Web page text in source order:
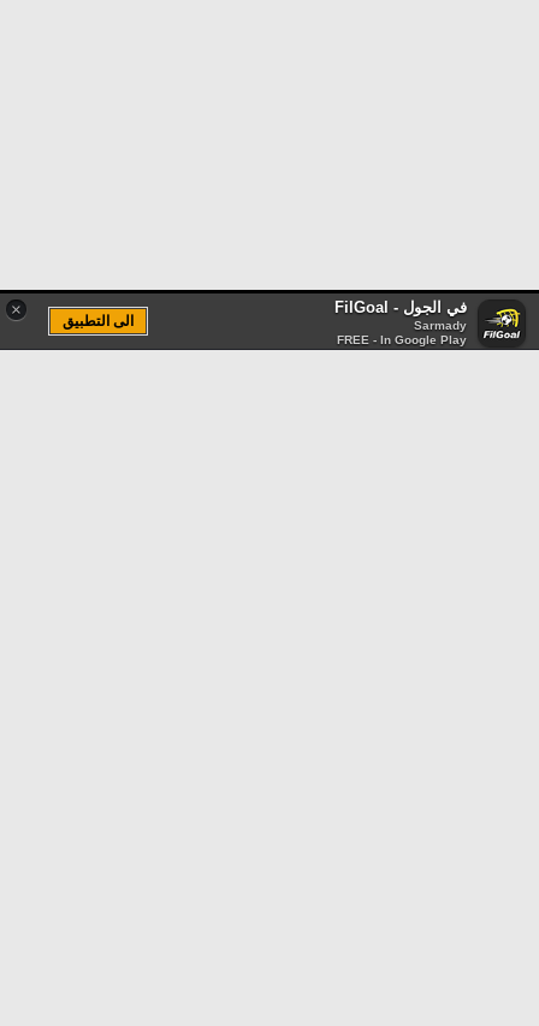
× في الجول - FilGoal
Sarmady
FREE - In Google Play
الى التطبيق